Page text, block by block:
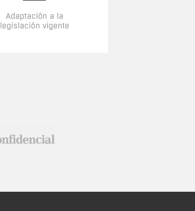
Adaptación a la
legislación vigente